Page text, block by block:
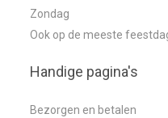
Zondag
Ook op de meeste
Handige pagina's
Bezorgen en betalen